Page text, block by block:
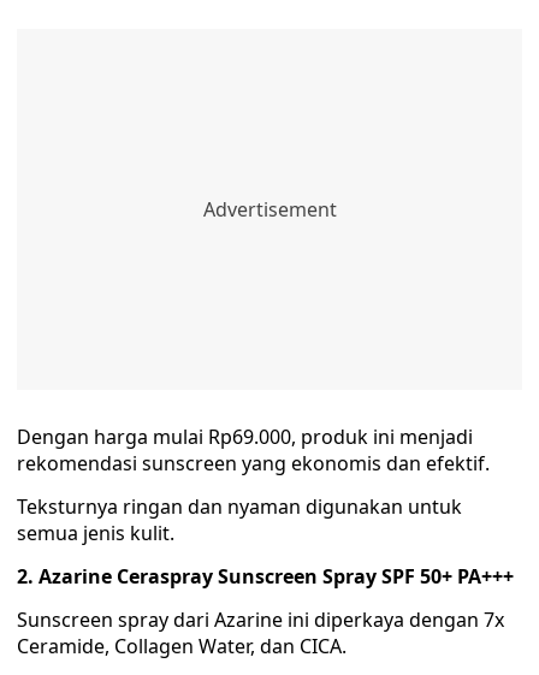
Dengan harga mulai Rp69.000, produk ini menjadi
rekomendasi sunscreen yang ekonomis dan efektif.
Teksturnya ringan dan nyaman digunakan untuk
semua jenis kulit.
2. Azarine Ceraspray Sunscreen Spray SPF 50+ PA+++
Sunscreen spray dari Azarine ini diperkaya dengan 7x
Ceramide, Collagen Water, dan CICA.